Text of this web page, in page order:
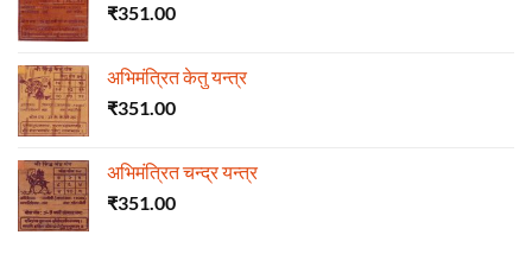
₹351.00
अभिमंत्रित केतु यन्त्र
₹351.00
अभिमंत्रित चन्द्र यन्त्र
₹351.00